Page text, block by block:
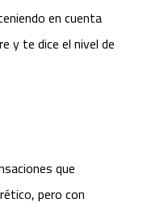
en cuenta
y te dice el nivel de
que
pero con